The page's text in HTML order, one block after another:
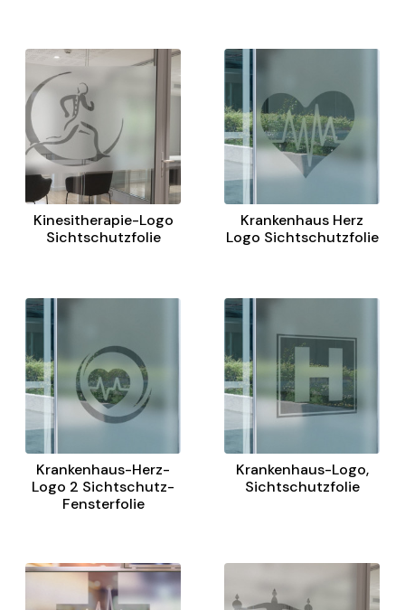
Kinesitherapie-Logo
Sichtschutzfolie
Krankenhaus Herz
Logo Sichtschutzfolie
Krankenhaus-Herz-
Logo 2 Sichtschutz-
Fensterfolie
Krankenhaus-Logo,
Sichtschutzfolie